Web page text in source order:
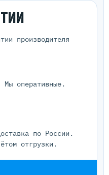
производителя
оперативные.
по России.
отгрузки.